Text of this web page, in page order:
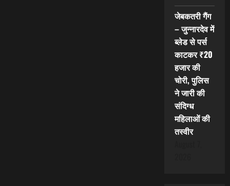
जेबकतरी गैंग
– जुन्नारदेव में
ब्लेड से पर्स
काटकर ₹20
हजार की
चोरी, पुलिस
ने जारी की
संदिग्ध
महिलाओं की
तस्वीर